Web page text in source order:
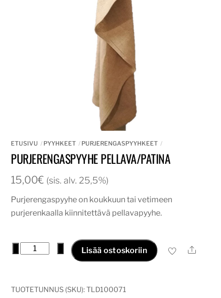
ETUSIVU PYYHKEET PURJERENGASPYYHKEET
PURJERENGASPYYHE PELLAVA/PATINA
15,00€ (sis. alv. 25,5%)
Purjerengaspyyhe on koukkuun tai vetimeen
purjerenkaalla kiinnitettävä pellavapyyhe.
Purjerengaspyyhe pellava/patina
Lisää ostoskoriin Ale
TUOTETUNNUS (SKU):TLD100071